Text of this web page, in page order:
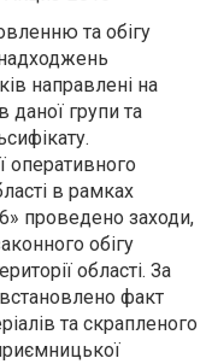
та обігу
направлені на
даної групи та
оперативного
в рамках
проведено заходи,
обігу
області. За
факт
та скрапленого